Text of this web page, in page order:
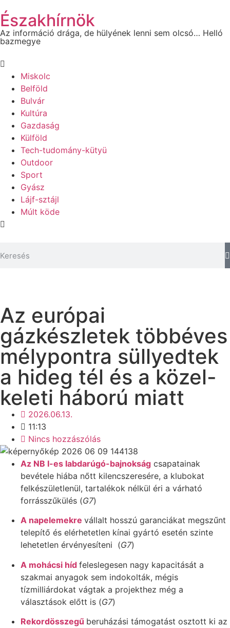
Északhírnök
Az információ drága, de hülyének lenni sem olcsó… Helló
bazmegye
Miskolc
Belföld
Bulvár
Kultúra
Gazdaság
Külföld
Tech-tudomány-kütyü
Outdoor
Sport
Gyász
Lájf-sztájl
Múlt köde
Az európai
gázkészletek többéves
mélypontra süllyedtek
a hideg tél és a közel-
keleti háború miatt
2026.06.13.
11:13
Nincs hozzászólás
Az NB I-es labdarúgó-bajnokság csapatainak
bevétele hiába nőtt kilencszeresére, a klubokat
felkészületlenül, tartalékok nélkül éri a várható
forrásszűkülés (G7)
A napelemekre vállalt hosszú garanciákat megszűnt
telepítő és elérhetetlen kínai gyártó esetén szinte
lehetetlen érvényesíteni (G7)
A mohácsi híd feleslegesen nagy kapacitását a
szakmai anyagok sem indokolták, mégis
tízmilliárdokat vágtak a projekthez még a
választások előtt is (G7)
Rekordösszegű beruházási támogatást osztott ki az